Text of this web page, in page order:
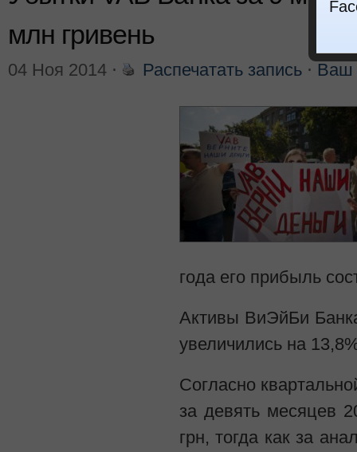
млн гривень
04 Ноя 2014 ⋅ Распечатать запись ⋅ Ваш
года его прибыль
Активы ВиЭйБи
увеличились на
Согласно
за девять месяцев
грн, тогда как за